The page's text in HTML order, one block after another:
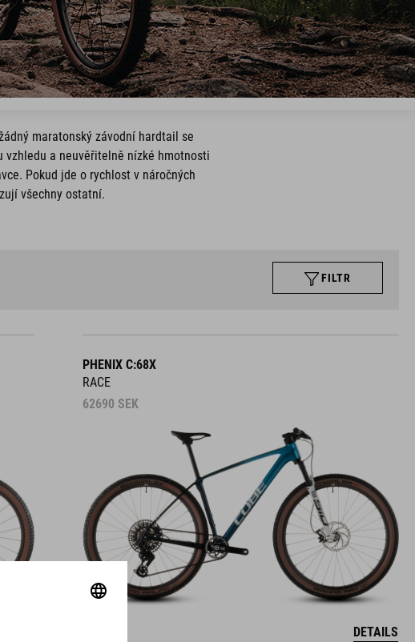
maratonský závodní hardtail se
vzhledu a neuvěřitelně nízké hmotnosti
Pokud jde o rychlost v náročných
všechny ostatní.
FILTR
PHENIX C:68X
RACE
62690 SEK
DETAILS